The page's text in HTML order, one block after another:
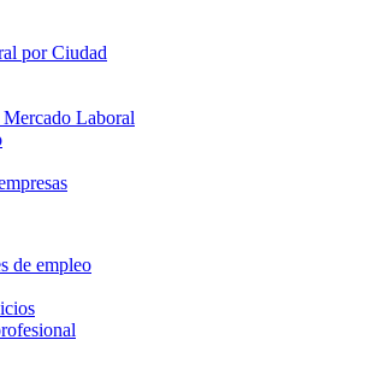
por Ciudad
Laboral
de empleo